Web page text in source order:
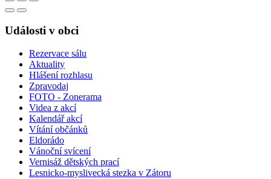
Události v obci
Rezervace sálu
Aktuality
Hlášení rozhlasu
Zpravodaj
FOTO - Zonerama
Videa z akcí
Kalendář akcí
Vítání občánků
Eldorádo
Vánoční svícení
Vernisáž dětských prací
Lesnicko-myslivecká stezka v Zátoru